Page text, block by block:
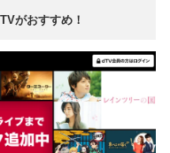
がおすすめ！